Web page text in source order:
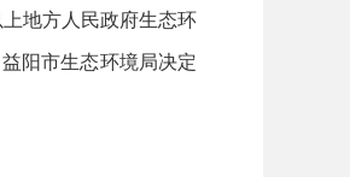
地方人民政府生态环
阳市生态环境局决定